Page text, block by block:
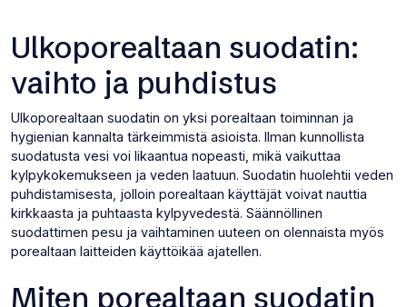
Ulkoporealtaan suodatin:
vaihto ja puhdistus
Ulkoporealtaan suodatin on yksi porealtaan toiminnan ja
hygienian kannalta tärkeimmistä asioista. Ilman kunnollista
suodatusta vesi voi likaantua nopeasti, mikä vaikuttaa
kylpykokemukseen ja veden laatuun. Suodatin huolehtii veden
puhdistamisesta, jolloin porealtaan käyttäjät voivat nauttia
kirkkaasta ja puhtaasta kylpyvedestä. Säännöllinen
suodattimen pesu ja vaihtaminen uuteen on olennaista myös
porealtaan laitteiden käyttöikää ajatellen.
Miten porealtaan suodatin